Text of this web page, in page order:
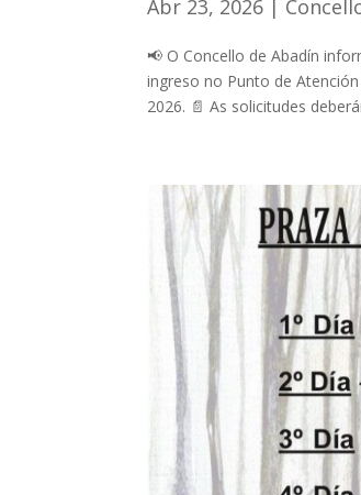
Abr 23, 2026 |
📢 O Concello de Abadín
ingreso no Punto de
2026. 📄 As solicitudes